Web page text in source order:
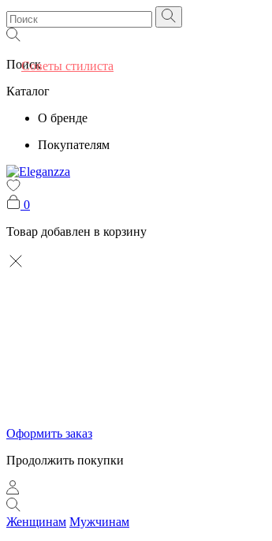
Поиск
Каталог
О бренде
Покупателям
0
Товар добавлен в корзину
Оформить заказ
Продолжить покупки
Женщинам Мужчинам
Советы стилиста